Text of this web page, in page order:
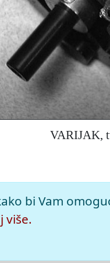
VARIJAK,
Leksikografski
bi Vam
više.